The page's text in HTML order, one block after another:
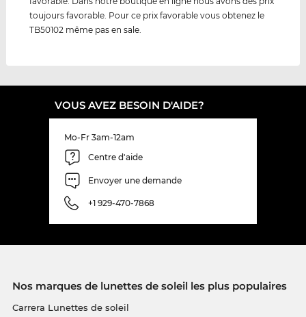
toujours favorable. Pour ce prix favorable vous obtenez le
TB50102 même pas en sale.
VOUS AVEZ BESOIN D'AIDE?
Mo-Fr 3am-12am
Centre d'aide
Envoyer une demande
+1 929-470-7868
Nos marques de lunettes de soleil les plus populaires
Carrera Lunettes de soleil